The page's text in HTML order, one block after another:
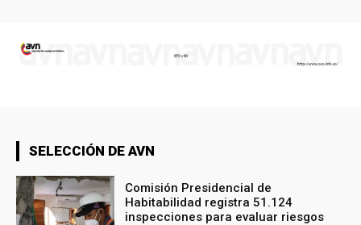
SELECCIÓN DE AVN
Comisión Presidencial de
Habitabilidad registra 51.124
inspecciones para evaluar riesgos